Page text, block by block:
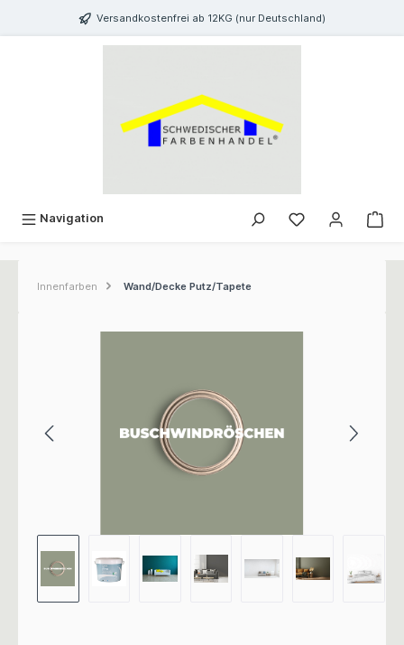
springen Versandkostenfrei ab 12KG (nur Deutschland)
Navigation
Innenfarben Wand/Decke Putz/Tapete